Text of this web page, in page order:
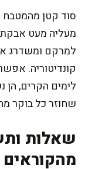
סוד קטן מהמטבח
מעליה מעט אבקת
למרקם ומשדרג
קונדיטוריה.
לימים הקרים, הן
שחוזר כל בוקר
שאלות
מהקוראים